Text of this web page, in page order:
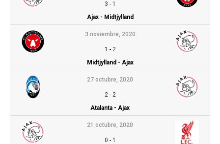
3 - 1
Ajax - Midtjylland
3 noviembre, 2020
1 - 2
Midtjylland - Ajax
27 octubre, 2020
2- 2
Atalanta - Ajax
21 octubre, 2020
0 - 1